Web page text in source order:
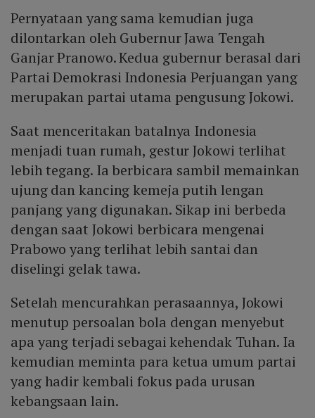
Pernyataan yang sama kemudian juga
dilontarkan oleh Gubernur Jawa Tengah
Ganjar Pranowo. Kedua gubernur berasal dari
Partai Demokrasi Indonesia Perjuangan yang
merupakan partai utama pengusung Jokowi.
Saat menceritakan batalnya Indonesia
menjadi tuan rumah, gestur Jokowi terlihat
lebih tegang. Ia berbicara sambil memainkan
ujung dan kancing kemeja putih lengan
panjang yang digunakan. Sikap ini berbeda
dengan saat Jokowi berbicara mengenai
Prabowo yang terlihat lebih santai dan
diselingi gelak tawa.
Setelah mencurahkan perasaannya, Jokowi
menutup persoalan bola dengan menyebut
apa yang terjadi sebagai kehendak Tuhan. Ia
kemudian meminta para ketua umum partai
yang hadir kembali fokus pada urusan
kebangsaan lain.